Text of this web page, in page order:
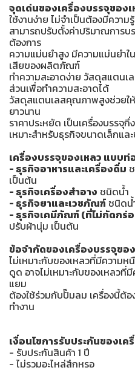
จุดเด่นของเครื่องบรรจุของ
ใช้งานง่าย ไม่จำเป็นต้องมีความ
สามารถปรับตั้งค่าปริมาณการบ
ต้องการ
ความแม่นยำสูง มีความแม่นยำ
เสียของผลิตภัณฑ์
ทำความสะอาดง่าย วัสดุสแตน
ส่วนเพื่อทำความสะอาดได้
วัสดุสแตนเลสคุณภาพสูงช่วยใ
ยาวนาน
ราคาประหยัด เป็นเครื่องบรรจุ
เหมาะสำหรับธุรกิจขนาดเล็กแล
เครื่องบรรจุของเหลว แบบท่
- ธุรกิจอาหารและเครื่องดื่ม
เป็นต้น
- ธุรกิจเครื่องสำอาง ชนิดน้ำ
- ธุรกิจยาและเวชภัณฑ์ ชนิดน้
- ธุรกิจเคมีภัณฑ์ (ที่ไม่กัดกร่
ปรับผ้านุ่ม เป็นต้น
ข้อจำกัดของเครื่องบรรจุขอ
ไม่เหมาะกับของเหลวที่มีความ
ดูด อาจไม่เหมาะกับของเหลวที่
แยม
ต้องใช้ร่วมกับปั๊มลม เครื่องนี้ต้
ทำงาน
เงื่อนไขการรับประกันของเ
- รับประกันสินค้า 1 ปี
- ไม่รวมอะไหล่สึกหรอ